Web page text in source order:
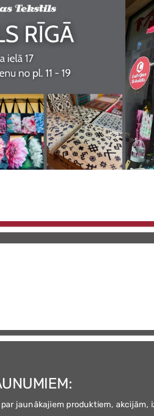
jaunākajiem produktiem, akcijām,